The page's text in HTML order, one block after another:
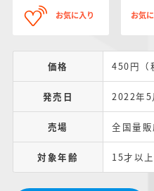
お気に入り お気
価格 450円（
発売日 2022年5
売場 全国量
対象年齢 15才以上